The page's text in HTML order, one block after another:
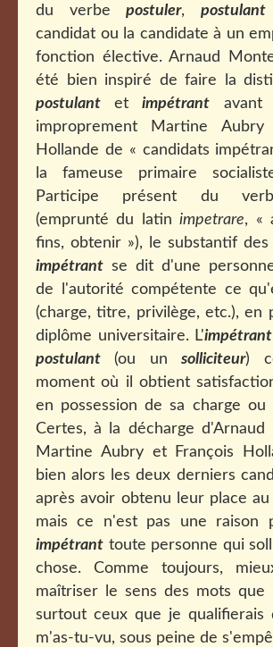
du verbepostuler, postulant
candidat ou la candidate à un
fonction élective. Arnaud
été bien inspiré de faire la
postulant etimpétrant avant
improprement Martine Aubry
Hollande de « candidats
la fameuse primaire
Participe présent du
(emprunté du latinimpetrare, «
fins, obtenir »), le substantif des
impétrant se dit d'une
de l'autorité compétente ce
(charge, titre, privilège, etc.), en
diplôme universitaire. L'impétrant
postulant (ou unsolliciteur)
moment où il obtient
en possession de sa charge
Certes, à la décharge d'Arnaud
Martine Aubry et François
bien alors les deux derniers
après avoir obtenu leur place
mais ce n'est pas une raison
impétrant toute personne qui
chose. Comme toujours,
maîtriser le sens des mots que
surtout ceux que je qualifierais
m'as-tu-vu, sous peine de